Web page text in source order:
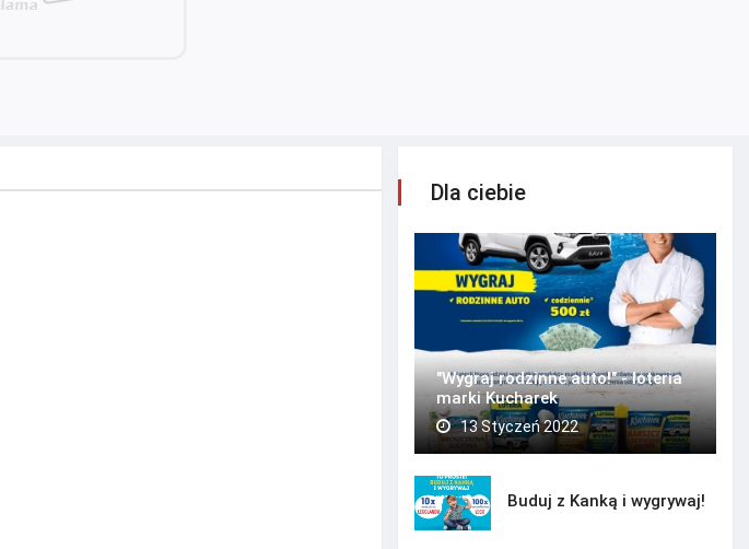
Dla ciebie
"Wygraj rodzinne auto!" - loteria
marki Kucharek
13 Styczeń 2022
Buduj z Kanką i wygrywaj!